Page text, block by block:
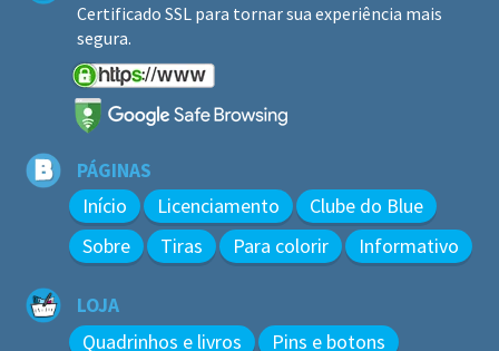
Certificado SSL para tornar sua experiência mais
segura.
PÁGINAS
Início Licenciamento
Clube do Blue
Sobre
Tiras Para colorir Informativo
LOJA
Quadrinhos e livros Pins e botons